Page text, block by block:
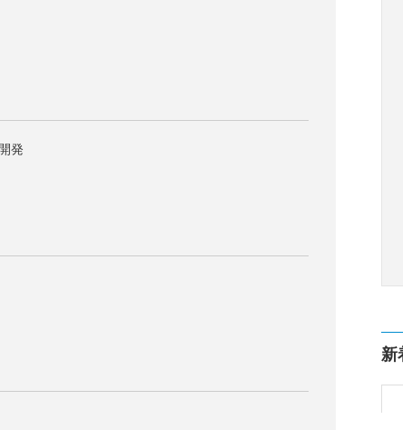
発
新